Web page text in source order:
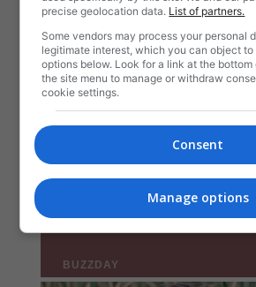
precise geolocation data. List of partners.
Some vendors may process your personal
legitimate interest, which you can object
options below. Look for a link at the bottom
the site menu to manage or withdraw
cookie settings.
Consent
Manage options